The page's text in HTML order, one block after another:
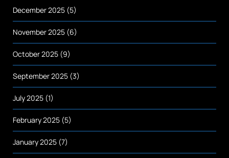
December 2025 (5)
November 2025 (6)
October 2025 (9)
September 2025 (3)
July 2025 (1)
February 2025 (5)
January 2025 (7)